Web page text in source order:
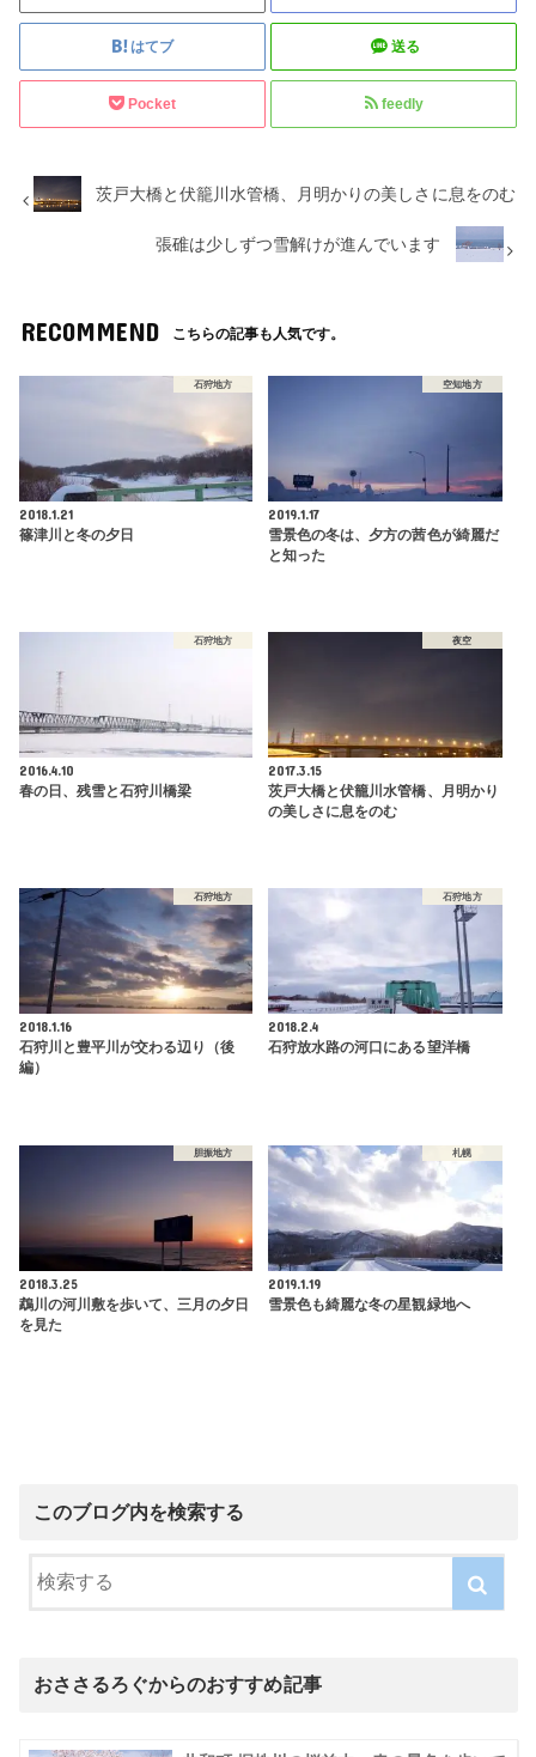
はてブ 送る
Pocket feedly
茨戸大橋と伏籠川水管橋、月明かりの美しさに息をのむ
張碓は少しずつ雪解けが進んでいます
RECOMMEND こちらの記事も人気です。
石狩地方
2018.1.21
篠津川と冬の夕日
空知地方
2019.1.17
雪景色の冬は、夕方の茜色が綺麗だ
と知った
石狩地方
2016.4.10
春の日、残雪と石狩川橋梁
夜空
2017.3.15
茨戸大橋と伏籠川水管橋、月明かり
の美しさに息をのむ
石狩地方
2018.1.16
石狩川と豊平川が交わる辺り（後
編）
石狩地方
2018.2.4
石狩放水路の河口にある望洋橋
胆振地方
2018.3.25
鵡川の河川敷を歩いて、三月の夕日
を見た
札幌
2019.1.19
雪景色も綺麗な冬の星観緑地へ
このブログ内を検索する
おささるろぐからのおすすめ記事